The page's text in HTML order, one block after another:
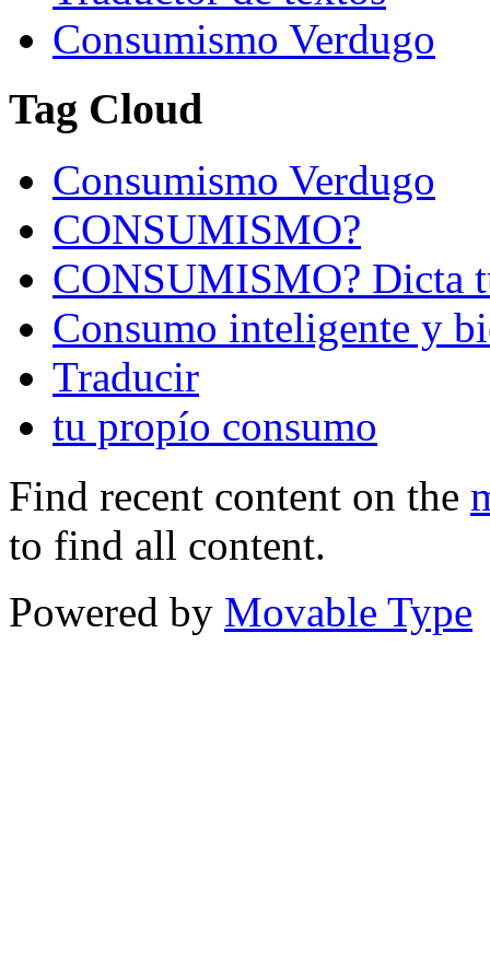
Consumismo Verdugo
Tag Cloud
Consumismo Verdugo
CONSUMISMO?
CONSUMISMO? Dicta
Consumo inteligente y
Traducir
tu propío consumo
Find recent content on the
to find all content.
Powered by Movable Type